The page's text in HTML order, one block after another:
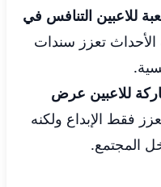
للاعبين التنافس في
الأحداث تعزز سندات
للاعبين عرض
فقط الإبداع ولكنه
المجتمع.